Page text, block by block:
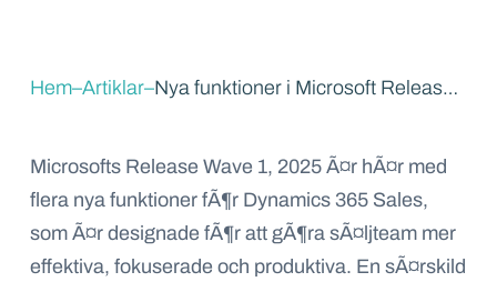
Hem–Artiklar– Nya funktioner i Microsoft Release Wave 1, 2025 som lyfter försäljningen
Microsofts Release Wave 1, 2025 Ã¤r hÃ¤r med
flera nya funktioner fÃ¶r Dynamics 365 Sales,
som Ã¤r designade fÃ¶r att gÃ¶ra sÃ¤ljteam mer
effektiva, fokuserade och produktiva. En sÃ¤rskild